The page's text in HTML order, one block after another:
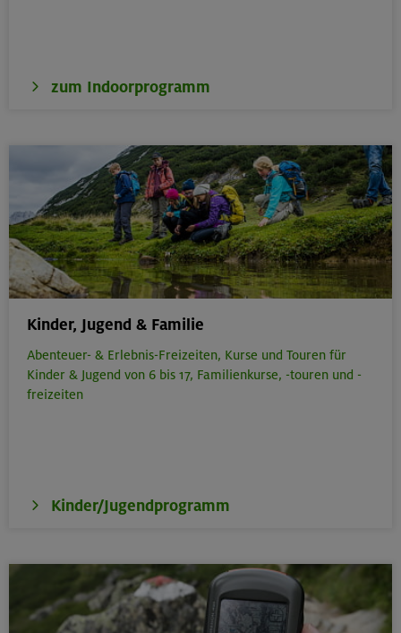
zum Indoorprogramm
Kinder, Jugend & Familie
Abenteuer- & Erlebnis-Freizeiten, Kurse und Touren für
Kinder & Jugend von 6 bis 17, Familienkurse, -touren und -
freizeiten
Kinder/Jugendprogramm